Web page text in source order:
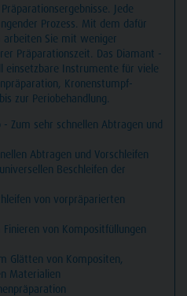
Jede
Prozess. Mit dem dafür
Sie mit weniger
Präparationszeit. Das Diamant -
einsetzbare Instrumente für viele
Kronenstumpf-
zur Periobehandlung.
Zum sehr schnellen Abtragen und
Abtragen und Vorschleifen
Beschleifen der
von vorpräparierten
von Kompositfüllungen
Glätten von Kompositen,
Materialien